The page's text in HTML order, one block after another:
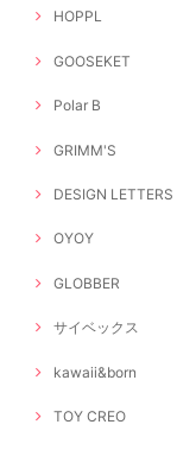
HOPPL
GOOSEKET
Polar B
GRIMM'S
DESIGN LETTERS
OYOY
GLOBBER
サイベックス
kawaii&born
TOY CREO